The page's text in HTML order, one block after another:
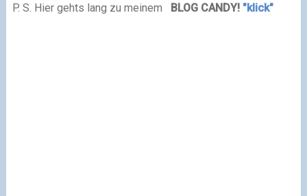
P. S. Hier gehts lang zu meinem BLOG CANDY! "klick"